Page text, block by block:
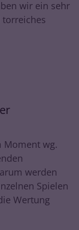
wir ein sehr
Moment wg.
werden
Spielen
Wertung